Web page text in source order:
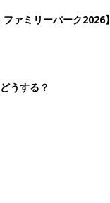
ァミリーパーク2026】
うする？